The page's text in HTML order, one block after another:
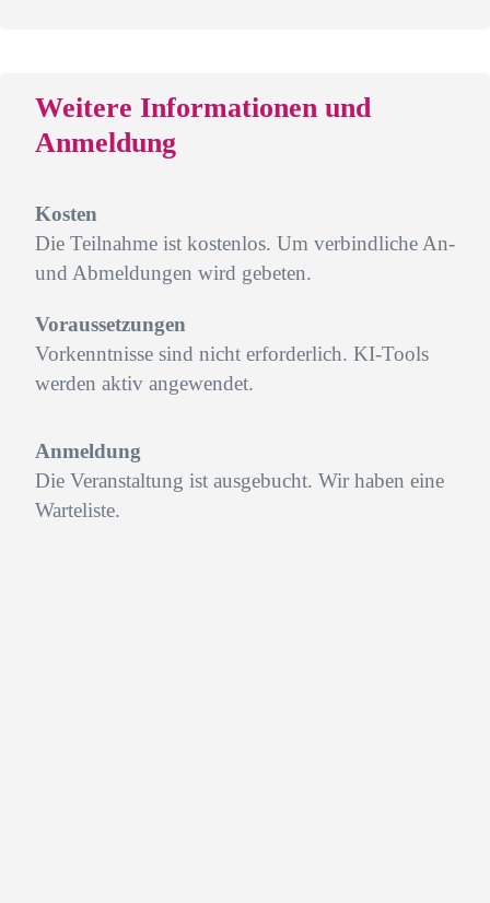
Weitere Informationen und
Anmeldung
Kosten
Die Teilnahme ist kostenlos. Um verbindliche An-
und Abmeldungen wird gebeten.
Voraussetzungen
Vorkenntnisse sind nicht erforderlich. KI-Tools
werden aktiv angewendet.
Anmeldung
Die Veranstaltung ist ausgebucht. Wir haben eine
Warteliste.